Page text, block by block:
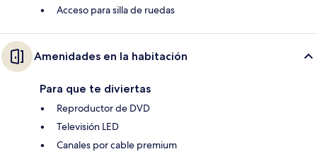
Acceso para silla de ruedas
Amenidades en la habitación
Para que te diviertas
Reproductor de DVD
Televisión LED
Canales por cable premium